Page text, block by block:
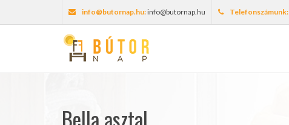
info@butornap.hu:info@butornap.hu Telefonszámunk:
Bella asztal